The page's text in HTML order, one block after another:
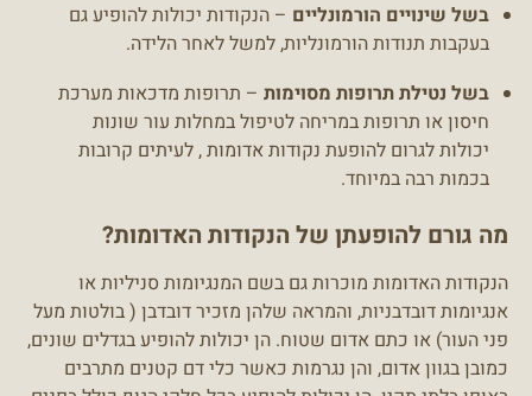
בשל שינויים הורמונליים – הנקודות יכולות להופיע גם
בעקבות תנודות הורמונליות, למשל לאחר הלידה.
בשל נטילת תרופות מסוימות – תרופות מדכאות מערכת
חיסון או תרופות במריחה לטיפול במחלות עור שונות
יכולות לגרום להופעת נקודות אדומות , לעיתים קרובות
בכמות רבה במיוחד.
מה גורם להופעתן של הנקודות האדומות?
הנקודות האדומות מוכרות גם בשם המנגיומות סניליות או
אנגיומות דובדבניות, והמראה שלהן מזכיר דובדבן ( בולטות מעל
פני העור) או כתם אדום שטוח. הן יכולות להופיע בגדלים שונים,
כמובן בגוון אדום, והן נגרמות כאשר כלי דם קטנים מתרבים